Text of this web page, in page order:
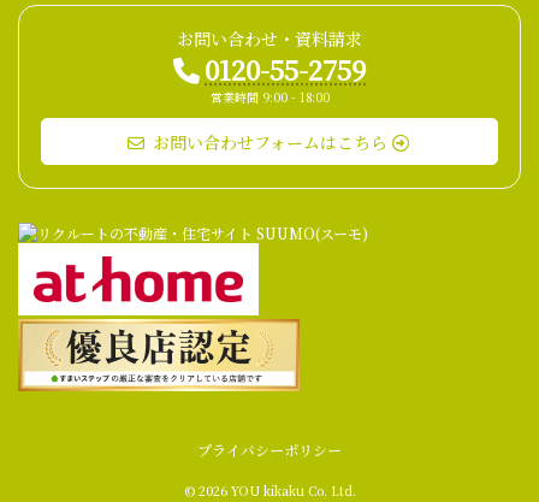
お問い合わせ・資料請求
0120-55-2759
営業時間 9:00 - 18:00
お問い合わせフォームはこちら
プライバシーポリシー
© 2026 YOU kikaku Co. Ltd.